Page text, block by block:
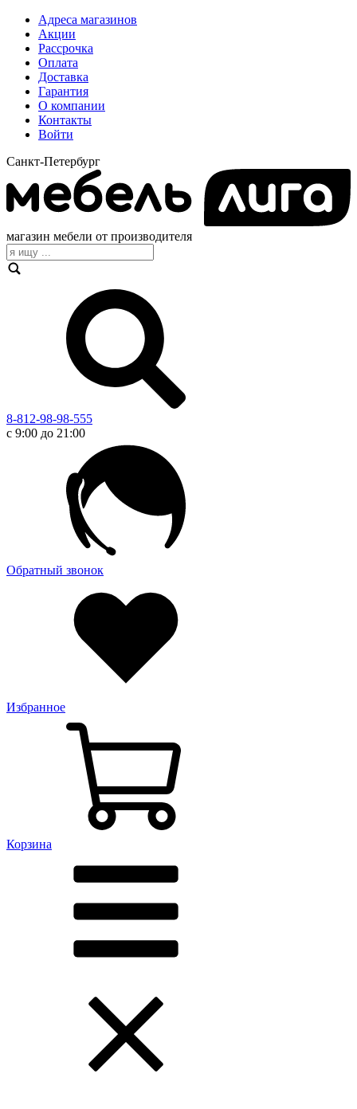
Адреса магазинов
Акции
Рассрочка
Оплата
Доставка
Гарантия
О компании
Контакты
Войти
Санкт-Петербург
магазин мебели от производителя
8-812-98-98-555
с 9:00 до 21:00
Обратный звонок
Избранное
Корзина